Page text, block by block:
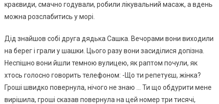
краєвиди, смачно годували, робили лікувальний масаж, а вдень
можна розслабитись у морі.
Дід знайшов собі друга дядька Сашка. Вечорами вони виходили
на берег і грали у шашки. Цього разу вони засиділися допізна.
Неспішно вони йшли темною вулицею, як раптом почули, як
хтось голосно говорить телефоном: -Що ти peпетуєш, жінка?
Гроші швидко повернула, нічого не знаю … Ти що обдурити мене
вирішила, гроші сказав повернула на цей номер три тисячі,